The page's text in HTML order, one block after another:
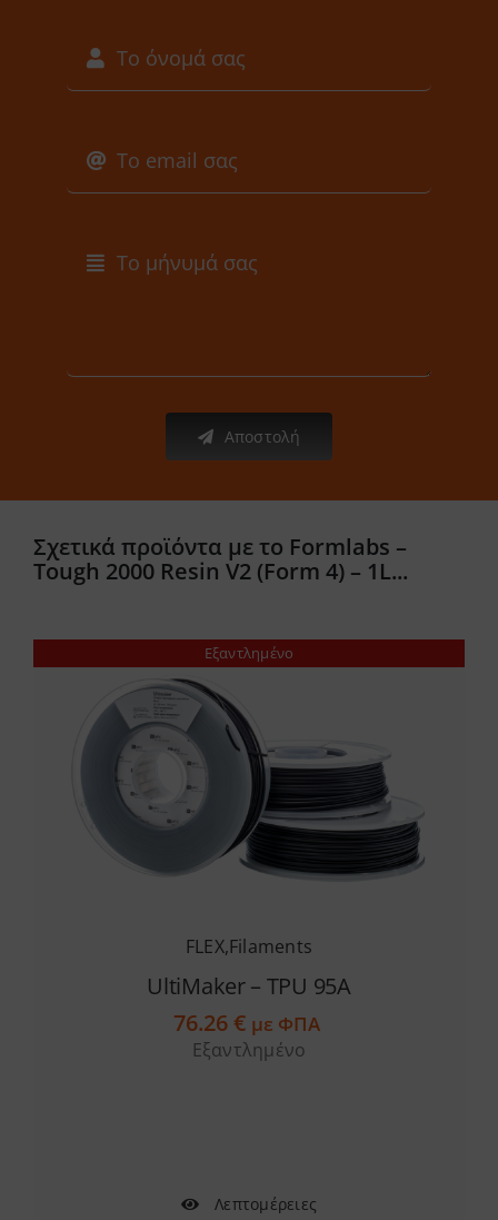
Αποστολή
Σχετικά προϊόντα με το Formlabs –
Tough 2000 Resin V2 (Form 4) – 1L...
Εξαντλημένο
FLEX,Filaments
UltiMaker – TPU 95A
76.26€ με ΦΠΑ
Εξαντλημένο
Λεπτομέρειες